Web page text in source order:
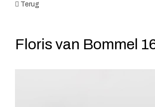
Terug
Floris van Bommel